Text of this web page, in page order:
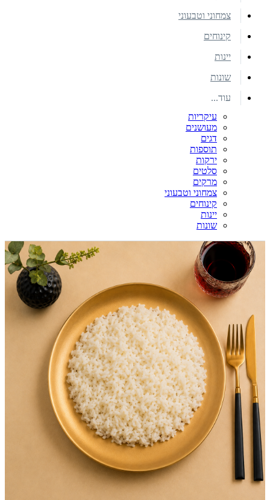
צמחוני וטבעוני
קינוחים
יינות
שונות
עוד...
עיקריות
מעושנים
דגים
תוספות
ירקות
סלטים
מרקים
צמחוני וטבעוני
קינוחים
יינות
שונות